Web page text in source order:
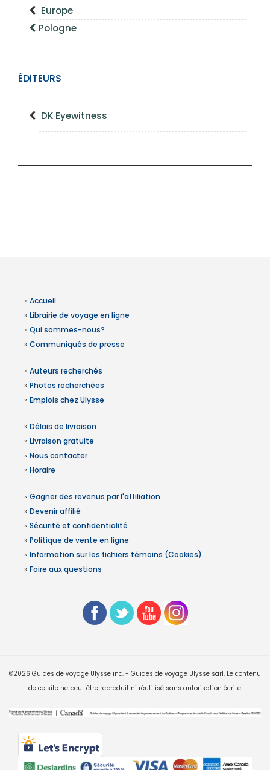
Europe
Pologne
ÉDITEURS
DK Eyewitness
» Accueil
» Librairie de voyage en ligne
» Qui sommes-nous?
» Communiqués de presse
» Auteurs recherchés
» Photos recherchées
» Emplois chez Ulysse
» Délais de livraison
» Livraison gratuite
» Nous contacter
» Horaire
» Gagner des revenus par l'affiliation
» Devenir affilié
» Sécurité et confidentialité
» Politique de vente en ligne
» Information sur les fichiers témoins (Cookies)
» Foire aux questions
©2026 Guides de voyage Ulysse inc. - Guides de voyage Ulysse sarl. Le contenu
de ce site ne peut être reproduit ni réutilisé sans autorisation écrite.